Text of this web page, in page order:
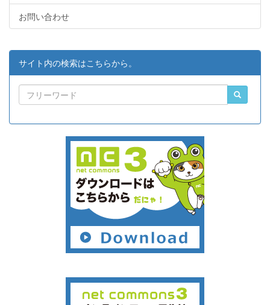
お問い合わせ
サイト内の検索はこちらから。